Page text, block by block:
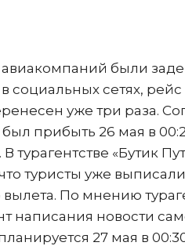
были
социальных сетях,
уже три раза.
прибыть 26 мая в
турагентстве «Бутик
туристы уже
По мнению
написания новости
27 мая в